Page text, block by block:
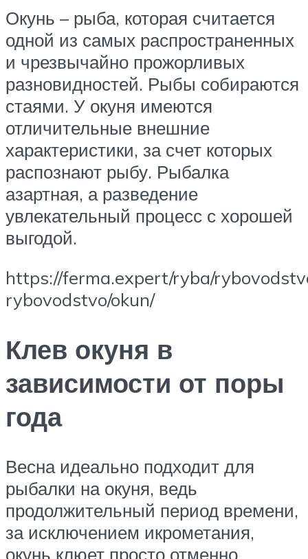
Окунь – рыба, которая считается
одной из самых распространенных
и чрезвычайно прожорливых
разновидностей. Рыбы собираются
стаями. У окуня имеются
отличительные внешние
характеристики, за счет которых
распознают рыбу. Рыбалка
азартная, а разведение
увлекательный процесс с хорошей
выгодой.
https://ferma.expert/ryba/
rybovodstvo/okun/
Клев окуня в
зависимости от поры
года
Весна идеально подходит для
рыбалки на окуня, ведь
продолжительный период времени,
за исключением икрометания,
окунь клюет просто отменно.